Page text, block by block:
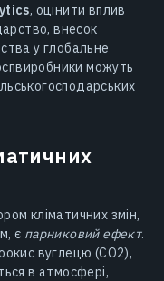
, оцінити вплив
внесок
у глобальне
можуть
кліматичних змін,
є парниковий ефект.
вуглецю (CO2),
в атмосфері,